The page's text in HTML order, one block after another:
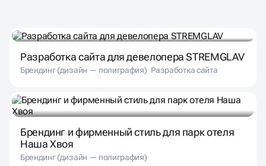
Разработка сайта для девелопера STREMGLAV
Брендинг (дизайн — полиграфия) Разработка сайта
Брендинг и фирменный стиль для парк отеля
Наша Хвоя
Брендинг (дизайн — полиграфия)